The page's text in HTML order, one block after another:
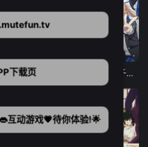
猫 NEW～♡ 弹珠汽水瓶里的千岁同学
下载页
互动游戏💗待你体验!🌟